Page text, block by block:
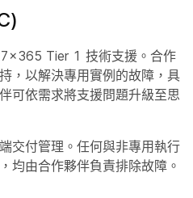
Tier 1 技術支援。合作
，以解決專用實例的故障，具
可依需求將支援問題升級至思
交付管理。任何與非專用執行
均由合作夥伴負責排除故障。